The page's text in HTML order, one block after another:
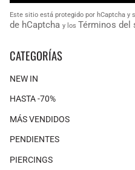
Este sitio está protegido por hCaptcha y
de hCaptcha y los Términos del
CATEGORÍAS
NEW IN
HASTA -70%
MÁS VENDIDOS
PENDIENTES
PIERCINGS